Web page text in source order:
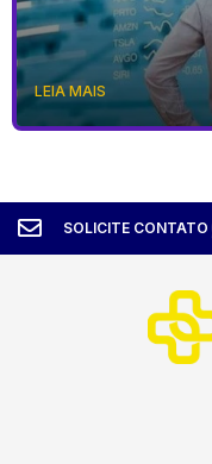
LEIA MAIS
SOLICITE CONTATO